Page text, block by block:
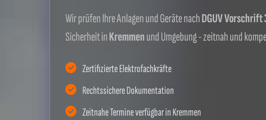
Wir prüfen Ihre Anlagen und Geräte nachDGUV Vorschrift
Sicherheit inKremmenund Umgebung - zeitnah und
Zertifizierte Elektrofachkräfte
Rechtssichere Dokumentation
Zeitnahe Termine verfügbar in Kremmen